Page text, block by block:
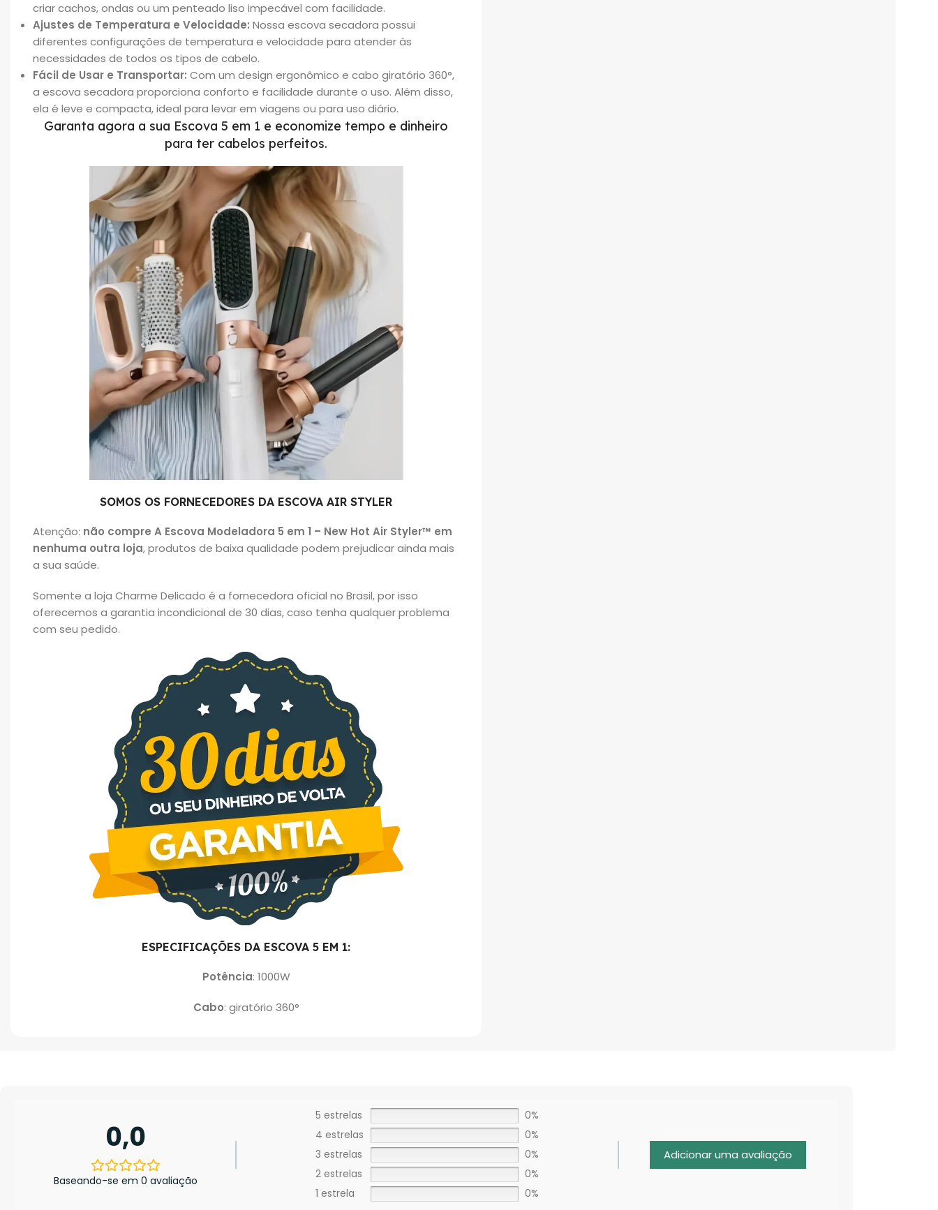
criar cachos, ondas ou um penteado liso impecável com facilidade.
Ajustes de Temperatura e Velocidade: Nossa escova secadora possui
diferentes configurações de temperatura e velocidade para atender às
necessidades de todos os tipos de cabelo.
Fácil de Usar e Transportar: Com um design ergonômico e cabo giratório 360°,
a escova secadora proporciona conforto e facilidade durante o uso. Além disso,
ela é leve e compacta, ideal para levar em viagens ou para uso diário.
Garanta agora a sua Escova 5 em 1 e economize tempo e dinheiro
para ter cabelos perfeitos.
SOMOS OS FORNECEDORES DA ESCOVA AIR STYLER
Atenção: não compre A Escova Modeladora 5 em 1 – New Hot Air Styler™ em
nenhuma outra loja, produtos de baixa qualidade podem prejudicar ainda mais
a sua saúde.
Somente a loja Charme Delicado é a fornecedora oficial no Brasil, por isso
oferecemos a garantia incondicional de 30 dias, caso tenha qualquer problema
com seu pedido.
ESPECIFICAÇÕES DA ESCOVA 5 EM 1:
Potência: 1000W
Cabo: giratório 360°
0,0
Baseando-se em 0 avaliação
5 estrelas
0%
4 estrelas
0%
3 estrelas
0%
2 estrelas
0%
1 estrela
0%
Adicionar uma avaliação